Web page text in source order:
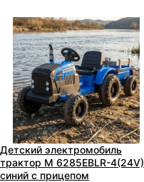
Детский электромобиль
трактор M 6285EBLR-4(24V)
синий с прицепом